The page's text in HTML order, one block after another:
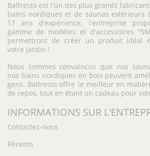
Baltresto est l'un des plus grands
bains nordiques et de saunas extérieurs
17 ans d'expérience, l'entreprise
gamme de modèles et d'accessoires
permettront de créer un produit idéal
votre jardin !
Nous sommes convaincus que nos
nos bains nordiques en bois peuvent
gens. Baltresto offre le meilleur en
de repos, tout en étant un cadeau pour
INFORMATIONS SUR
Contactez-nous
Récents